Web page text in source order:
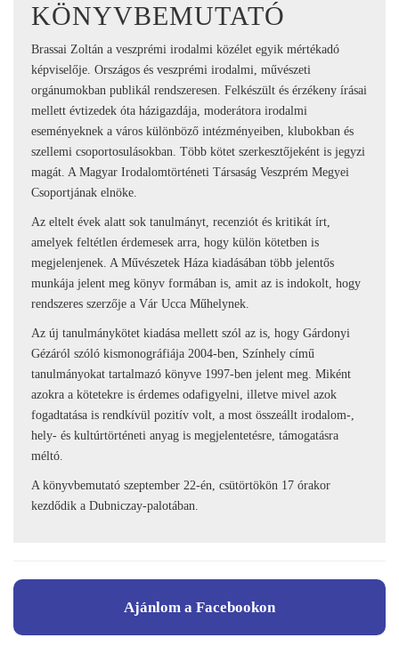
KÖNYVBEMUTATÓ
Brassai Zoltán a veszprémi irodalmi közélet egyik mértékadó
képviselője. Országos és veszprémi irodalmi, művészeti
orgánumokban publikál rendszeresen. Felkészült és érzékeny írásai
mellett évtizedek óta házigazdája, moderátora irodalmi
eseményeknek a város különböző intézményeiben, klubokban és
szellemi csoportosulásokban. Több kötet szerkesztőjeként is jegyzi
magát. A Magyar Irodalomtörténeti Társaság Veszprém Megyei
Csoportjának elnöke.
Az eltelt évek alatt sok tanulmányt, recenziót és kritikát írt,
amelyek feltétlen érdemesek arra, hogy külön kötetben is
megjelenjenek. A Művészetek Háza kiadásában több jelentős
munkája jelent meg könyv formában is, amit az is indokolt, hogy
rendszeres szerzője a Vár Ucca Műhelynek.
Az új tanulmánykötet kiadása mellett szól az is, hogy Gárdonyi
Gézáról szóló kismonográfiája 2004-ben, Színhely című
tanulmányokat tartalmazó könyve 1997-ben jelent meg. Miként
azokra a kötetekre is érdemes odafigyelni, illetve mivel azok
fogadtatása is rendkívül pozitív volt, a most összeállt irodalom-,
hely- és kultúrtörténeti anyag is megjelentetésre, támogatásra
méltó.
A könyvbemutató szeptember 22-én, csütörtökön 17 órakor
kezdődik a Dubniczay-palotában.
Ajánlom a Facebookon